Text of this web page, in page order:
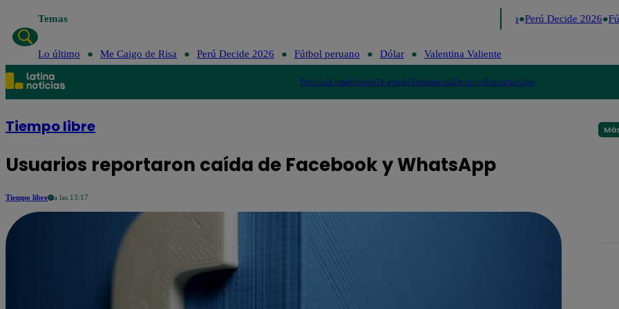
Temas Perú Decide 2026
Lo último Me Caigo de Risa Perú Decide 2026 Fútbol peruano Dólar Valentina Valiente
PolíticaLimaMundoTe ayudoTendenciasDeportesEspectáculos
Tiempo libre
Usuarios reportaron caída de Facebook y WhatsApp
Tiempo libre a las 13:17